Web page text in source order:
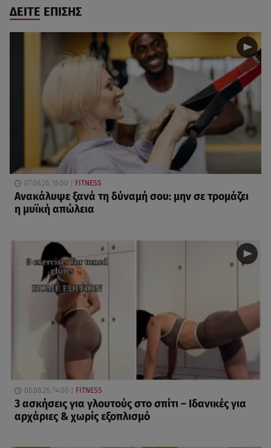
ΔΕΙΤΕ ΕΠΙΣΗΣ
07.08.26, 16:00 FITNESS
Ανακάλυψε ξανά τη δύναμή σου: μην σε τρομάζει
η μυϊκή απώλεια
06.08.26, 14:00 FITNESS
3 ασκήσεις για γλουτούς στο σπίτι – Ιδανικές για
αρχάριες & χωρίς εξοπλισμό